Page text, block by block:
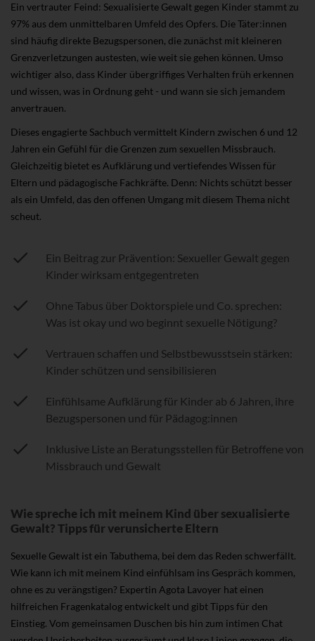
Ein vertrauter Feind: Sexualisierte Gewalt gegen Kinder stammt zu
97% aus dem unmittelbaren Umfeld des Opfers. Die Täter:innen
sind häufig direkte Bezugspersonen, die zunächst mit kleineren
Grenzverletzungen austesten, wie weit sie gehen können. Umso
wichtiger also, dass Kinder übergriffiges Verhalten früh erkennen
und wissen, was in Ordnung geht - und wann sie sich jemandem
anvertrauen.
Dieses engagierte Sachbuch vermittelt Kindern zwischen 6 und 12
Jahren ein Gefühl für die Grenzen zum sexuellen Missbrauch.
Gleichzeitig bietet es Aufklärung und vertiefendes Wissen für
Eltern und pädagogische Fachkräfte. Denn: Nichts schützt besser
als ein Umfeld, das den offenen Umgang mit diesem Thema nicht
scheut.
Ein Beitrag zur Prävention: Sexueller Gewalt gegen
Kinder wirksam entgegentreten
Ohne Tabus über Doktorspiele und Co. sprechen:
Was ist okay und wo beginnt sexuelle Nötigung?
Vertrauen schaffen und Selbstbewusstsein stärken:
Kinder schützen und sensibilisieren
Einfühlsame Aufklärung für Kinder ab 6 Jahren, ihre
Bezugspersonen und für Pädagog:innen
Inklusive Liste an Beratungsstellen für Betroffene von
Missbrauch und Gewalt
Wie spreche ich mit meinem Kind über sexualisierte
Gewalt? Tipps für verunsicherte Eltern
Sexuelle Gewalt ist ein Tabuthema, bei dem das Reden schwerfällt.
Wie kann ich mit meinem Kind einfühlsam ins Gespräch kommen,
ohne es zu verängstigen? Expertin Agota Lavoyer hat einen
hilfreichen Fragenkatalog entwickelt und gibt Tipps für den
Einstieg. Vom gemeinsamen Duschen bis hin zum intimen Chat